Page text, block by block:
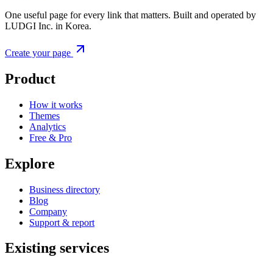
One useful page for every link that matters. Built and operated by
LUDGI Inc. in Korea.
Create your page
Product
How it works
Themes
Analytics
Free & Pro
Explore
Business directory
Blog
Company
Support & report
Existing services